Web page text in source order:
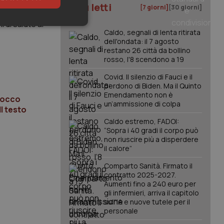
di salute ai
testo
I più letti [7 giorni] [30 giorni]
Caldo, segnali di lenta ritirata
dell'ondata: il 7 agosto
restano 26 città da bollino
rosso, l'8 scendono a 19
Covid. Il silenzio di Fauci e il
perdono di Biden. Ma il Quinto
Emendamento non è
un’ammissione di colpa
Caldo estremo, FADOI:
“Sopra i 40 gradi il corpo può
non riuscire più a disperdere
il calore”
Comparto Sanità. Firmato il
contratto 2025-2027.
Aumenti fino a 240 euro per
gli infermieri, arriva il capitolo
sull'IA e nuove tutele per il
personale
sulle pagine